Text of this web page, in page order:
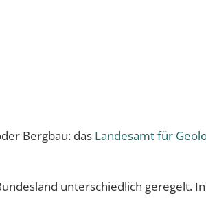
Bergbau: das Landesamt für
unterschiedlich geregelt.